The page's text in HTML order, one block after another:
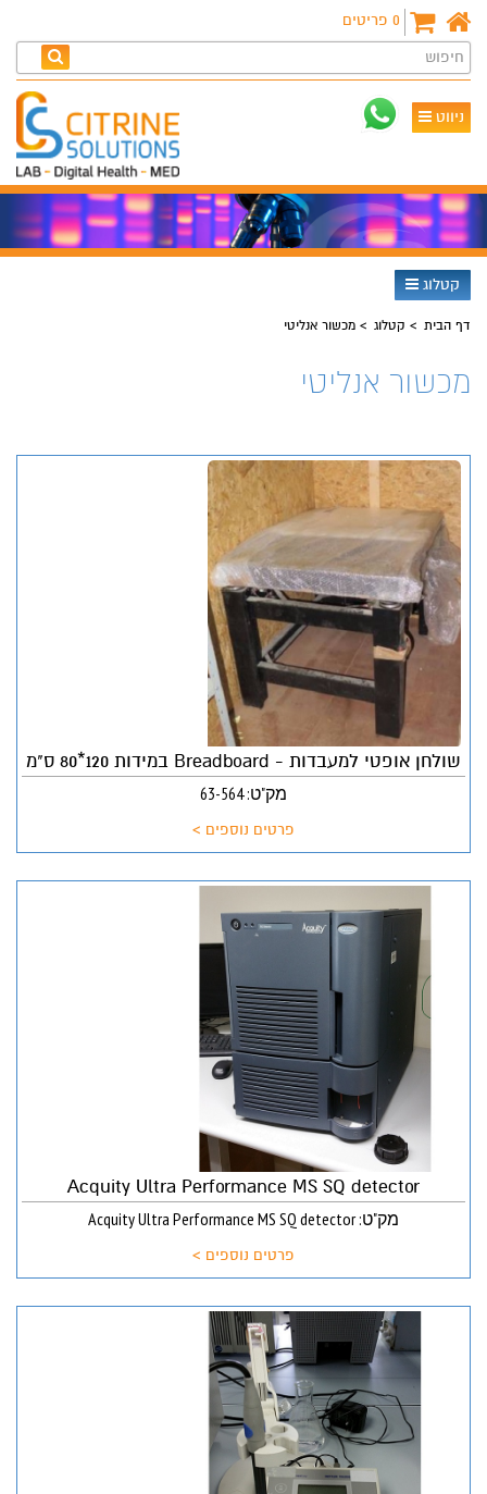
0 פריטים
חיפוש
ניווט
קטלוג
דף הבית קטלוג מכשור אנליטי
מכשור אנליטי
שולחן אופטי למעבדות - Breadboard במידות 120*80 ס"מ
מק"ט: 63-564
פרטים נוספים >
Acquity Ultra Performance MS SQ detector
מק"ט: Acquity Ultra Performance MS SQ detector
פרטים נוספים >